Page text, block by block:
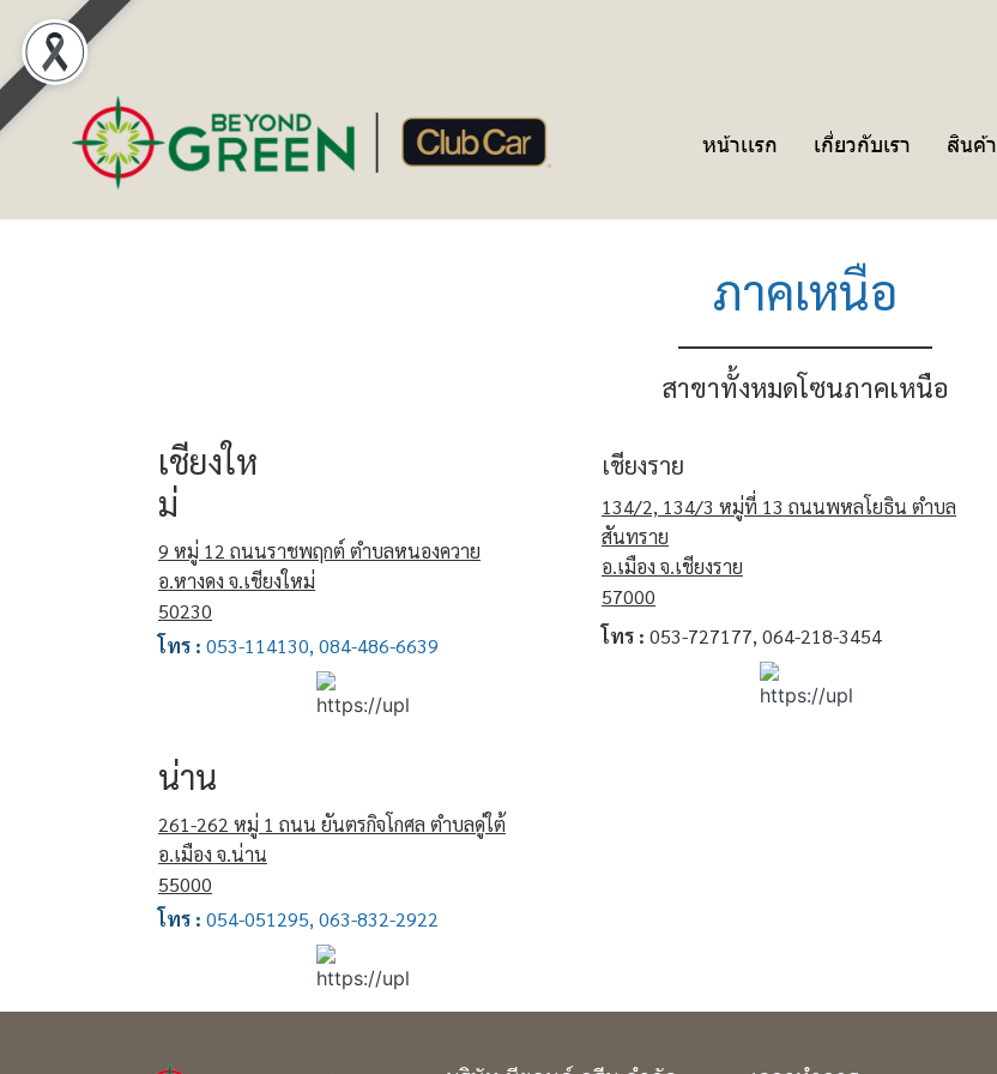
หน้าเเรก เกี่ยวกับเรา สินค้า
ภาคเหนือ
สาขาทั้งหมดโซนภาคเหนือ
เชียงให
ม่
9 หมู่ 12 ถนนราชพฤกต์ ตำบลหนองควาย
อ.หางดง จ.เชียงใหม่
50230
โทร : 053-114130, 084-486-6639
เชียงราย
134/2, 134/3 หมู่ที่ 13 ถนนพหลโยธิน ตำบล
สันทราย
อ.เมือง จ.เชียงราย
57000
โทร : 053-727177, 064-218-3454
น่าน
261-262 หมู่ 1 ถนน ยันตรกิจโกศล ตำบลดู่ใต้
อ.เมือง จ.น่าน
55000
โทร : 054-051295, 063-832-2922